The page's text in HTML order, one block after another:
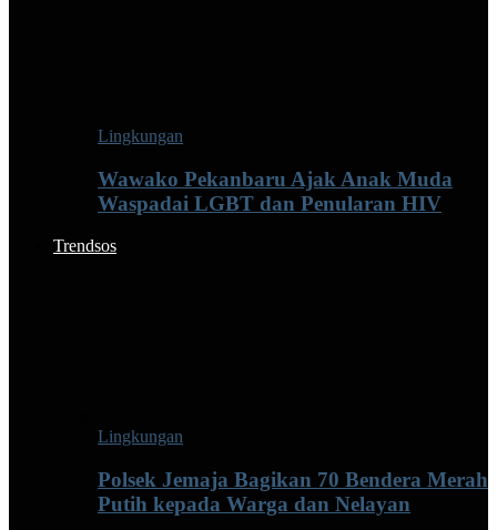
Lingkungan
Wawako Pekanbaru Ajak Anak Muda
Waspadai LGBT dan Penularan HIV
Trendsos
Lingkungan
Polsek Jemaja Bagikan 70 Bendera Merah
Putih kepada Warga dan Nelayan